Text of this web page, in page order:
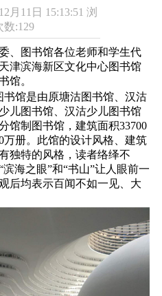
月11日 15:13:51 浏
数:129
、图书馆各位老师和学生代
津滨海新区文化中心图书馆
馆。
馆是由原塘沽图书馆、汉沽
儿图书馆、汉沽少儿图书馆
馆制图书馆，建筑面积33700
册。此馆的设计风格、建筑
独特的风格，读者络绎不
海之眼”和“书山”让人眼前一
后均表示百闻不如一见、大